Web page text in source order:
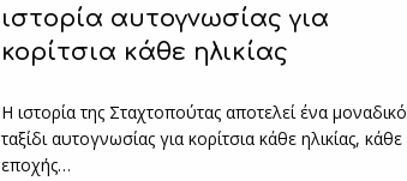
ιστορία αυτογνωσίας για
κορίτσια κάθε ηλικίας
Η ιστορία της Σταχτοπούτας αποτελεί ένα μοναδικό
ταξίδι αυτογνωσίας για κορίτσια κάθε ηλικίας, κάθε
εποχής…